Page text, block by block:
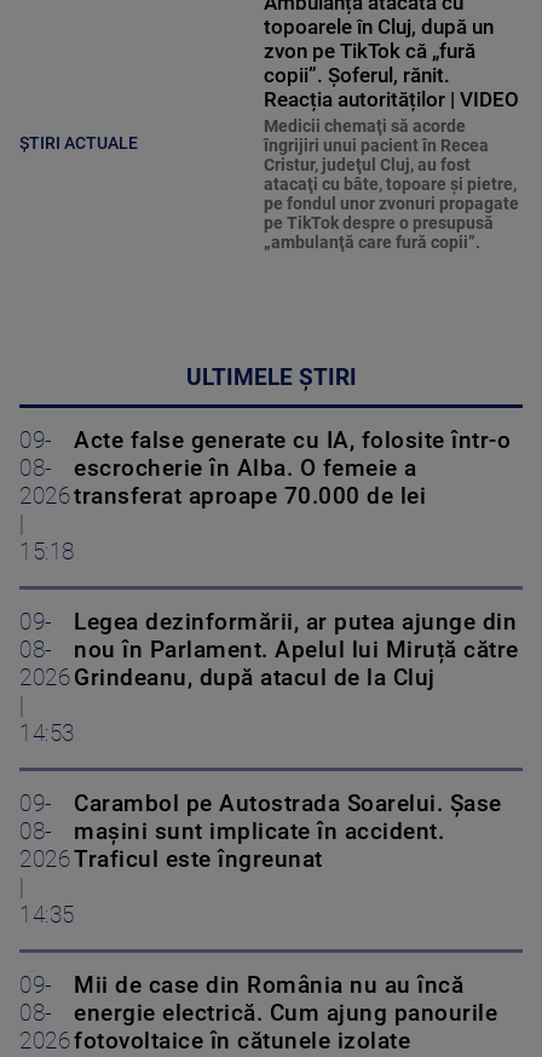
ȘTIRI ACTUALE
topoarele în Cluj, după un
zvon pe TikTok că „fură
copii”. Șoferul, rănit.
Reacția autorităților | VIDEO
Medicii chemaţi să acorde
îngrijiri unui pacient în Recea
Cristur, judeţul Cluj, au fost
atacaţi cu bâte, topoare şi pietre,
pe fondul unor zvonuri propagate
pe TikTok despre o presupusă
„ambulanţă care fură copii”.
ULTIMELE ȘTIRI
09-
08-
2026
15:18
Acte false generate cu IA, folosite într-o
escrocherie în Alba. O femeie a
transferat aproape 70.000 de lei
09-
08-
2026
14:53
Legea dezinformării, ar putea ajunge din
nou în Parlament. Apelul lui Miruță către
Grindeanu, după atacul de la Cluj
09-
08-
2026
14:35
Carambol pe Autostrada Soarelui. Șase
mașini sunt implicate în accident.
Traficul este îngreunat
09-
08-
2026
Mii de case din România nu au încă
energie electrică. Cum ajung panourile
fotovoltaice în cătunele izolate